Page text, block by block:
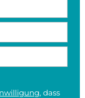
, dass